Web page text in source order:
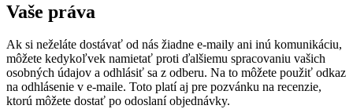
Vaše práva
Ak si neželáte dostávať od nás žiadne e-maily ani inú komunikáciu,
môžete kedykoľvek namietať proti ďalšiemu spracovaniu vašich
osobných údajov a odhlásiť sa z odberu. Na to môžete použiť odkaz
na odhlásenie v e-maile. Toto platí aj pre pozvánku na recenzie,
ktorú môžete dostať po odoslaní objednávky.